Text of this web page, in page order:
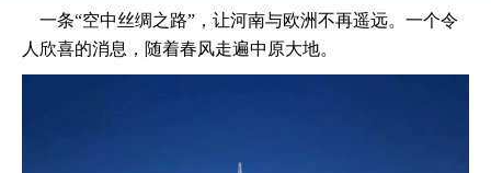
一条“空中丝绸之路”，让河南与欧洲不再遥远。一个令
人欣喜的消息，随着春风走遍中原大地。